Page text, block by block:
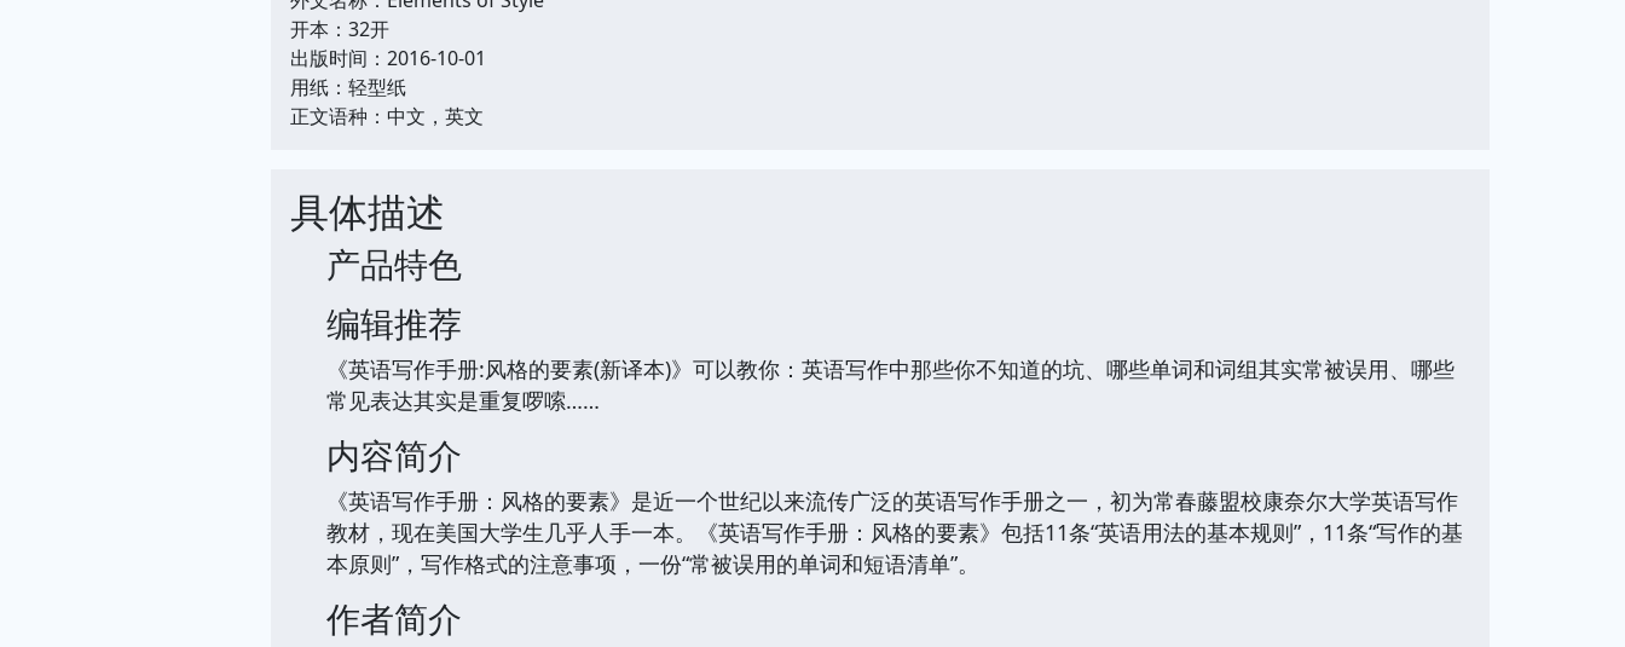
开本：32开
出版时间：2016-10-01
用纸：轻型纸
正文语种：中文，英文
具体描述
产品特色
编辑推荐
《英语写作手册:风格的要素(新译本)》可以教你：英语写作中那些你不知道的坑、哪些单词和词组其实常被误用、哪些
常见表达其实是重复啰嗦……
内容简介
《英语写作手册：风格的要素》是近一个世纪以来流传广泛的英语写作手册之一，初为常春藤盟校康奈尔大学英语写作
教材，现在美国大学生几乎人手一本。《英语写作手册：风格的要素》包括11条“英语用法的基本规则”，11条“写作的基
本原则”，写作格式的注意事项，一份“常被误用的单词和短语清单”。
作者简介